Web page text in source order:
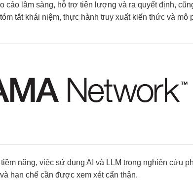
cáo lâm sàng, hỗ trợ tiên lượng và ra quyết định,
tắt khái niệm, thực hành truy xuất kiến thức và mô
năng, việc sử dụng AI và LLM trong nghiên cứu
hạn chế cần được xem xét cẩn thận.